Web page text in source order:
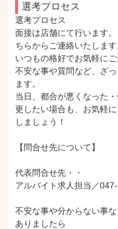
選考プロセス
選考プロセス
面接は店舗にて行います
ちらからご連絡いたします
いつもの格好でお気軽に
不安な事や質問など、ざ
ます。
当日、都合が悪くなった
更したい場合も、お気軽
しましょう！
【問合せ先について】
代表問合せ先・・
アルバイト求人担当／
不安な事や分からない事
ありましたら